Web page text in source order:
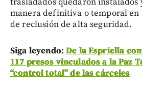
manera definitiva o temporal en
de reclusión de alta seguridad.
Siga leyendo:De la Espriella
117 presos vinculados a la Paz
“control total” de las cárceles